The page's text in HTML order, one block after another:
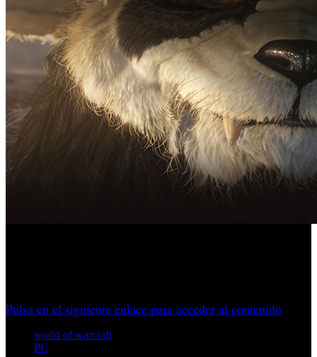
Pulsa en el siguiente enlace para acceder al contenido
world of warcraft
PC